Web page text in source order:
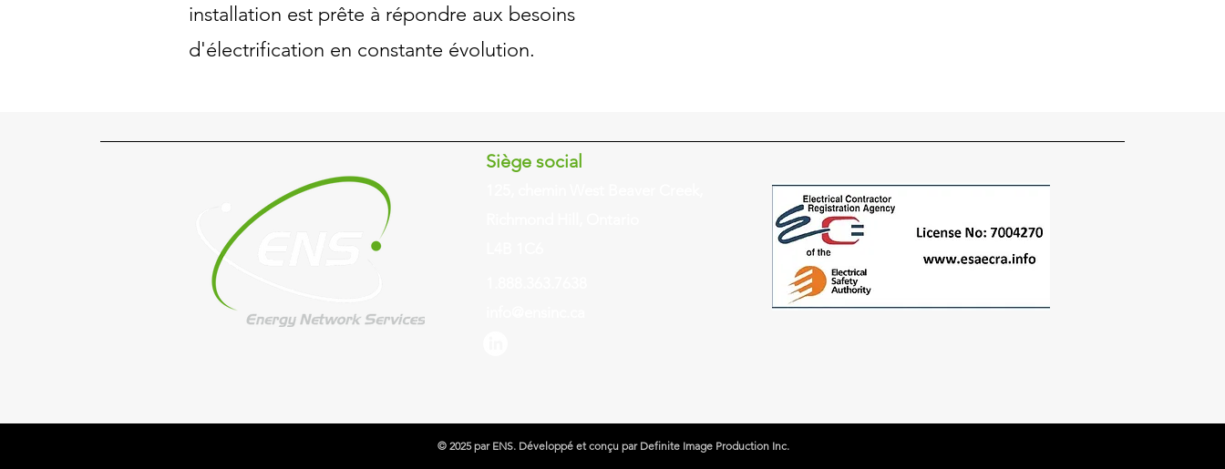
installation est prête à répondre aux besoins
d'électrification en constante évolution.
Siège social
© 2025 par ENS. Développé et conçu par Definite Image Production Inc.